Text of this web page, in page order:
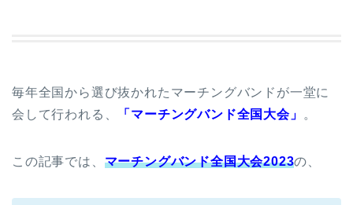
毎年全国から選び抜かれたマーチングバンドが一堂に
会して行われる、
「マーチングバンド全国大会」 。
この記事では、 マーチングバンド全国大会2023の、